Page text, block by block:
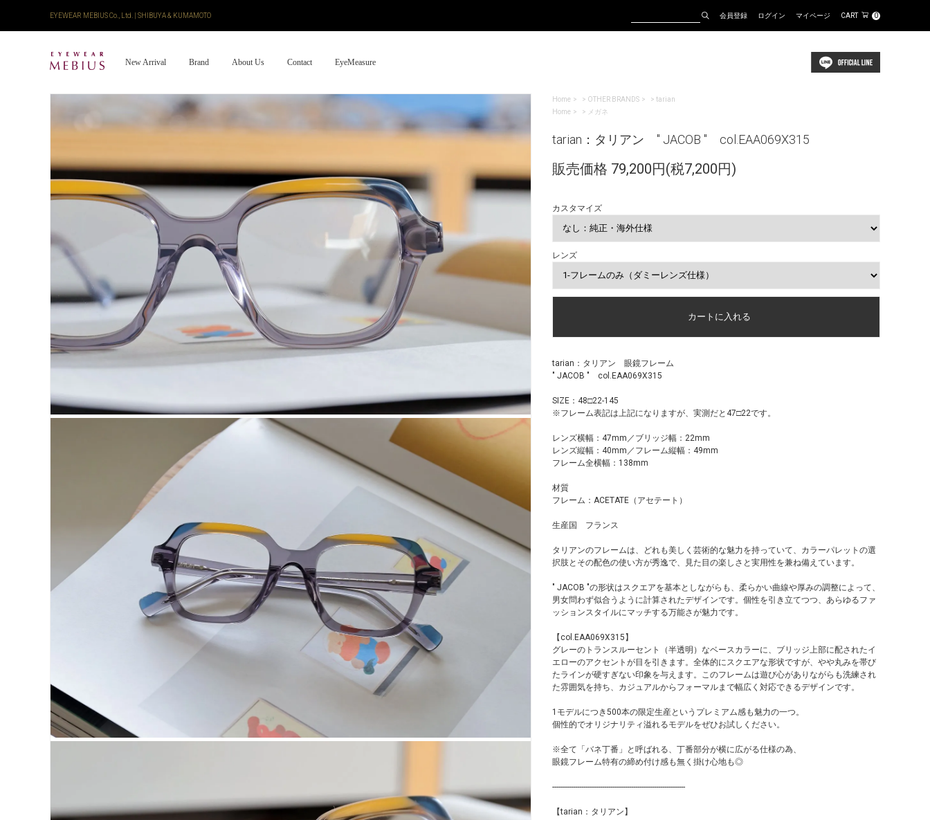
EYEWEAR MEBIUS Co., Ltd. | SHIBUYA & KUMAMOTO 会員登録 ログイン マイページ CART 0
New Arrival Brand About Us Contact EyeMeasure
Home > OTHER BRANDS > tarian
Home
> メガネ
tarian：タリアン " JACOB " col.EAA069X315
販売価格 79,200円(税7,200円)
カスタマイズ
レンズ
tarian：タリアン 眼鏡フレーム
" JACOB " col.EAA069X315
SIZE：48□22-145
※フレーム表記は上記になりますが、実測だと47□22です。
レンズ横幅：47mm／ブリッジ幅：22mm
レンズ縦幅：40mm／フレーム縦幅：49mm
フレーム全横幅：138mm
材質
フレーム：ACETATE（アセテート）
生産国 フランス
タリアンのフレームは、どれも美しく芸術的な魅力を持っていて、カラーパレットの選
択肢とその配色の使い方が秀逸で、見た目の楽しさと実用性を兼ね備えています。
" JACOB "の形状はスクエアを基本としながらも、柔らかい曲線や厚みの調整によって、
男女問わず似合うように計算されたデザインです。個性を引き立てつつ、あらゆるファ
ッションスタイルにマッチする万能さが魅力です。
【col.EAA069X315】
グレーのトランスルーセント（半透明）なベースカラーに、ブリッジ上部に配されたイ
エローのアクセントが目を引きます。全体的にスクエアな形状ですが、やや丸みを帯び
たラインが硬すぎない印象を与えます。このフレームは遊び心がありながらも洗練され
た雰囲気を持ち、カジュアルからフォーマルまで幅広く対応できるデザインです。
1モデルにつき500本の限定生産というプレミアム感も魅力の一つ。
個性的でオリジナリティ溢れるモデルをぜひお試しください。
※全て「バネ丁番」と呼ばれる、丁番部分が横に広がる仕様の為、
眼鏡フレーム特有の締め付け感も無く掛け心地も◎
----------------------------------------------------------------
【tarian：タリアン】